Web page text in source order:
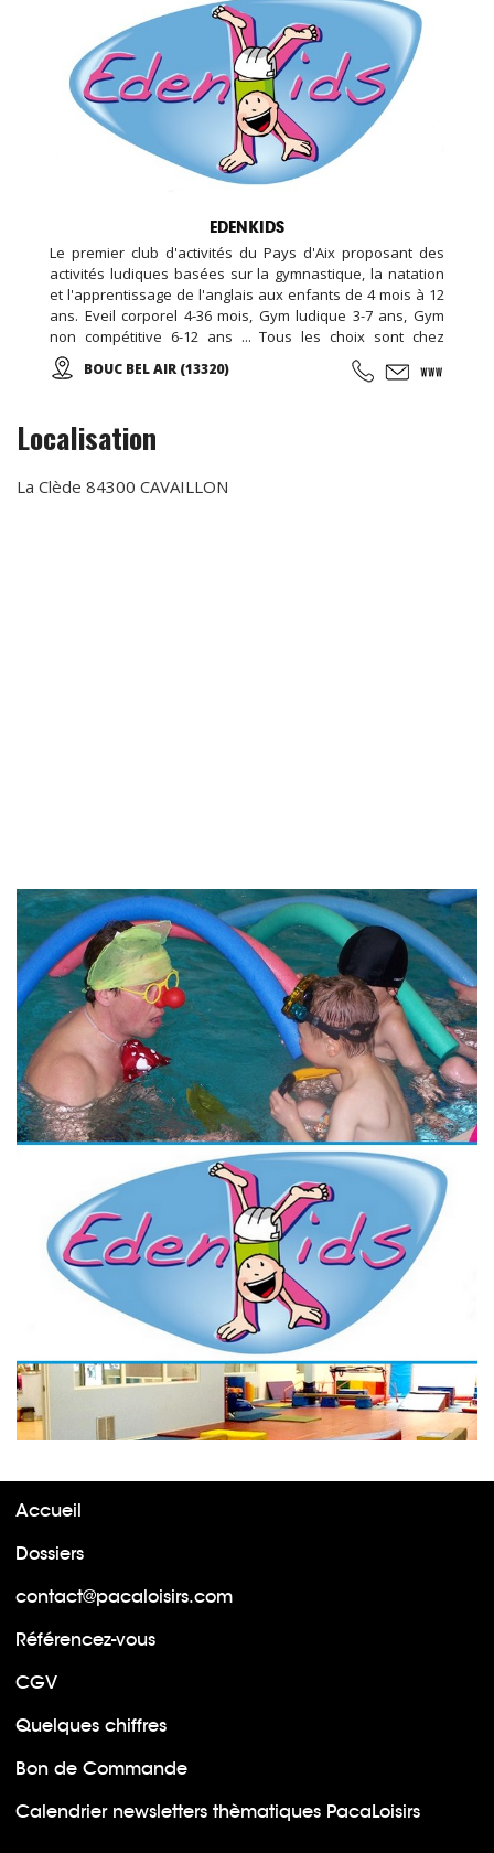
EDENKIDS
Le premier club d'activités du Pays d'Aix proposant des
activités ludiques basées sur la gymnastique, la natation
et l'apprentissage de l'anglais aux enfants de 4 mois à 12
ans. Eveil corporel 4-36 mois, Gym ludique 3-7 ans, Gym
non compétitive 6-12 ans ... Tous les choix sont chez
EDENKIDS !
BOUC BEL AIR (13320)
Localisation
La Clède 84300 CAVAILLON
Accueil
Dossiers
contact@pacaloisirs.com
Référencez-vous
CGV
Quelques chiffres
Bon de Commande
Calendrier newsletters thèmatiques PacaLoisirs